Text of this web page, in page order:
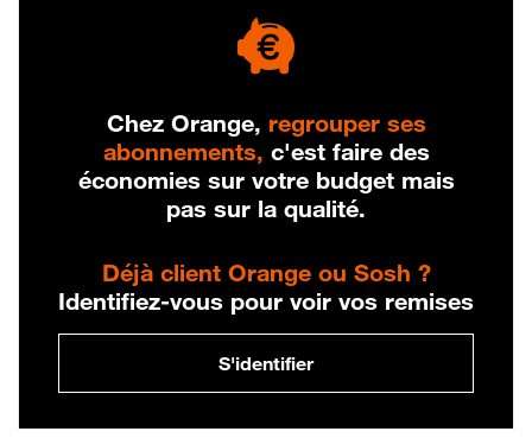
Chez Orange, regrouper ses
abonnements, c'est faire des
économies sur votre budget mais
pas sur la qualité.
Déjà client Orange ou Sosh ?
Identifiez-vous pour voir vos remises
S'identifier